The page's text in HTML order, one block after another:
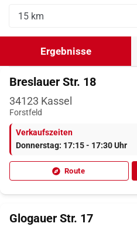
Ergebnisse
Breslauer Str. 18
34123 Kassel
Forstfeld
Verkaufszeiten
Donnerstag: 17:15 - 17:30 Uhr
Route
Glogauer Str. 17